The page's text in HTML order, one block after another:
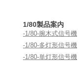
1/80製品案内
-1/80-腕木式信号機
-1/80-多灯形信号機
-1/80-単灯形信号機